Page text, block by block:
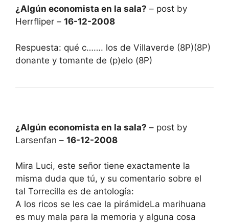
¿Algún economista en la sala? – post by
Herrfliper – 16-12-2008
Respuesta: qué c……. los de Villaverde (8P)(8P)
donante y tomante de (p)elo (8P)
¿Algún economista en la sala? – post by
Larsenfan – 16-12-2008
Mira Luci, este señor tiene exactamente la
misma duda que tú, y su comentario sobre el
tal Torrecilla es de antología:
A los ricos se les cae la pirámideLa marihuana
es muy mala para la memoria y alguna cosa